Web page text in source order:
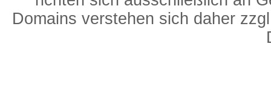
Domains verstehen sich daher